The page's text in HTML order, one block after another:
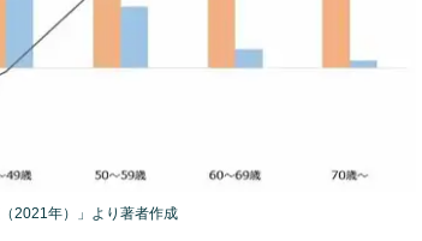
2021年）」より著者作成